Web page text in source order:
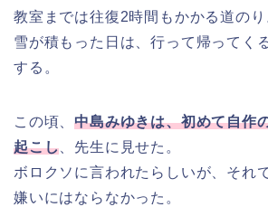
教室までは往復2時間もかかる道のり
雪が積もった日は、行って帰ってく
する。
この頃、中島みゆきは、初めて自作
起こし 、先生に見せた。
ボロクソに言われたらしいが、それ
嫌いにはならなかった。